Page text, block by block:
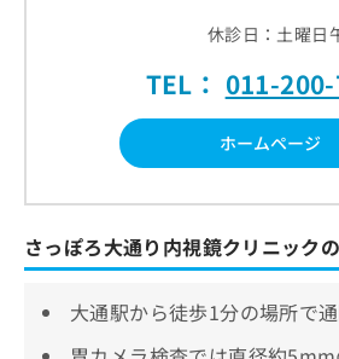
休診日：土曜日
TEL： 011-
ホームページ
さっぽろ大通り内視鏡クリニック
大通駅から徒歩1分の場所で